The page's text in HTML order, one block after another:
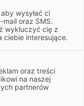
wysyłać ci
oraz SMS.
wykluczyć cię z
ciebie interesujące.
oraz treści
na naszej
partnerów